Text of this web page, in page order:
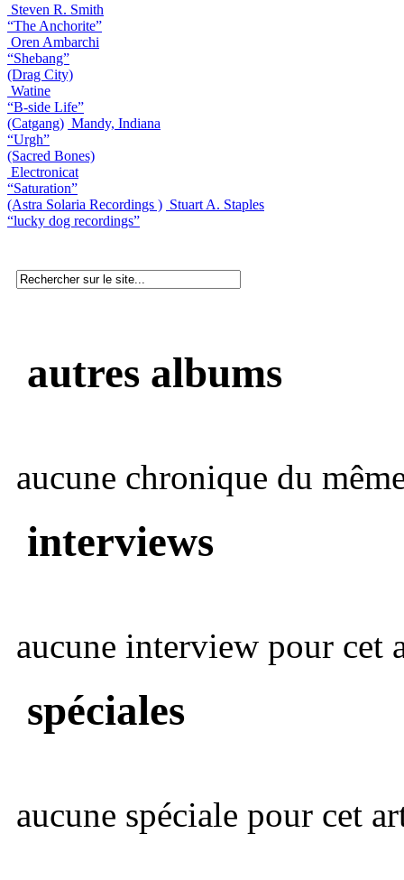
Steven R. Smith
“The Anchorite”
Oren Ambarchi
“Shebang”
(Drag City)
Watine
“B-side Life”
(Catgang) Mandy, Indiana
“Urgh”
(Sacred Bones)
Electronicat
“Saturation”
(Astra Solaria Recordings ) Stuart A. Staples
“lucky dog recordings”
autres albums
aucune chronique du
interviews
aucune interview pour cet
spéciales
aucune spéciale pour cet